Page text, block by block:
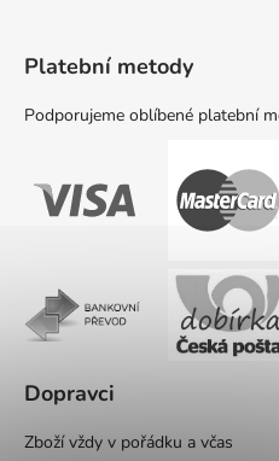
Platební metody
Podporujeme oblíbené platební
Dopravci
Zboží vždy v pořádku a včas